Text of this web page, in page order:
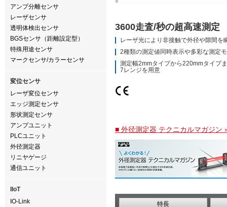
アンプ分離センサ
レーザセンサ
透明体検出センサ
BGSセンサ（距離設定型）
特殊用途センサ
マークセンサ/カラーセンサ
変位センサ
レーザ変位センサ
エッジ測定センサ
形状測定センサ
アンプユニット
PLCユニット
外径測定器
リニヤゲージ
通信ユニット
IIoT
IO-Link
3600走査/秒の超高速測定
レーザ光により非接触で外径や隙間を
2種類の測定値同時表示や多彩な測定
測定幅2mmタイプから220mmタイプ
7レンジを用意
■ 外径測定器 テクニカルマガジン
特長